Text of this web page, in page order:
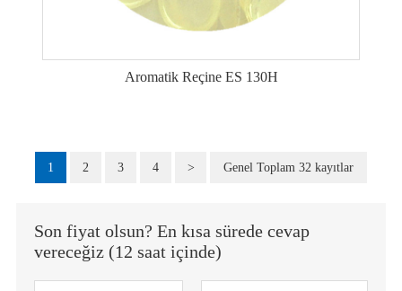
Aromatik Reçine ES 130H
1 2 3 4 > Genel Toplam 32 kayıtlar
Son fiyat olsun? En kısa sürede cevap
vereceğiz (12 saat içinde)